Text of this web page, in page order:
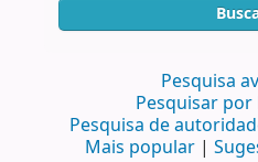
Pesquisa
Pesquisar
Pesquisa de
Mais popular